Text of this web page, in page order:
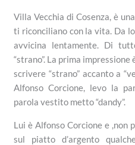
Villa Vecchia di Cosenza, è
ti riconciliano con la vita. Da
avvicina lentamente. Di
“strano”. La prima
scrivere “strano” accanto a
Alfonso Corcione, levo la
parola vestito metto “dandy”.
Lui è Alfonso Corcione e ,non
sul piatto d’argento